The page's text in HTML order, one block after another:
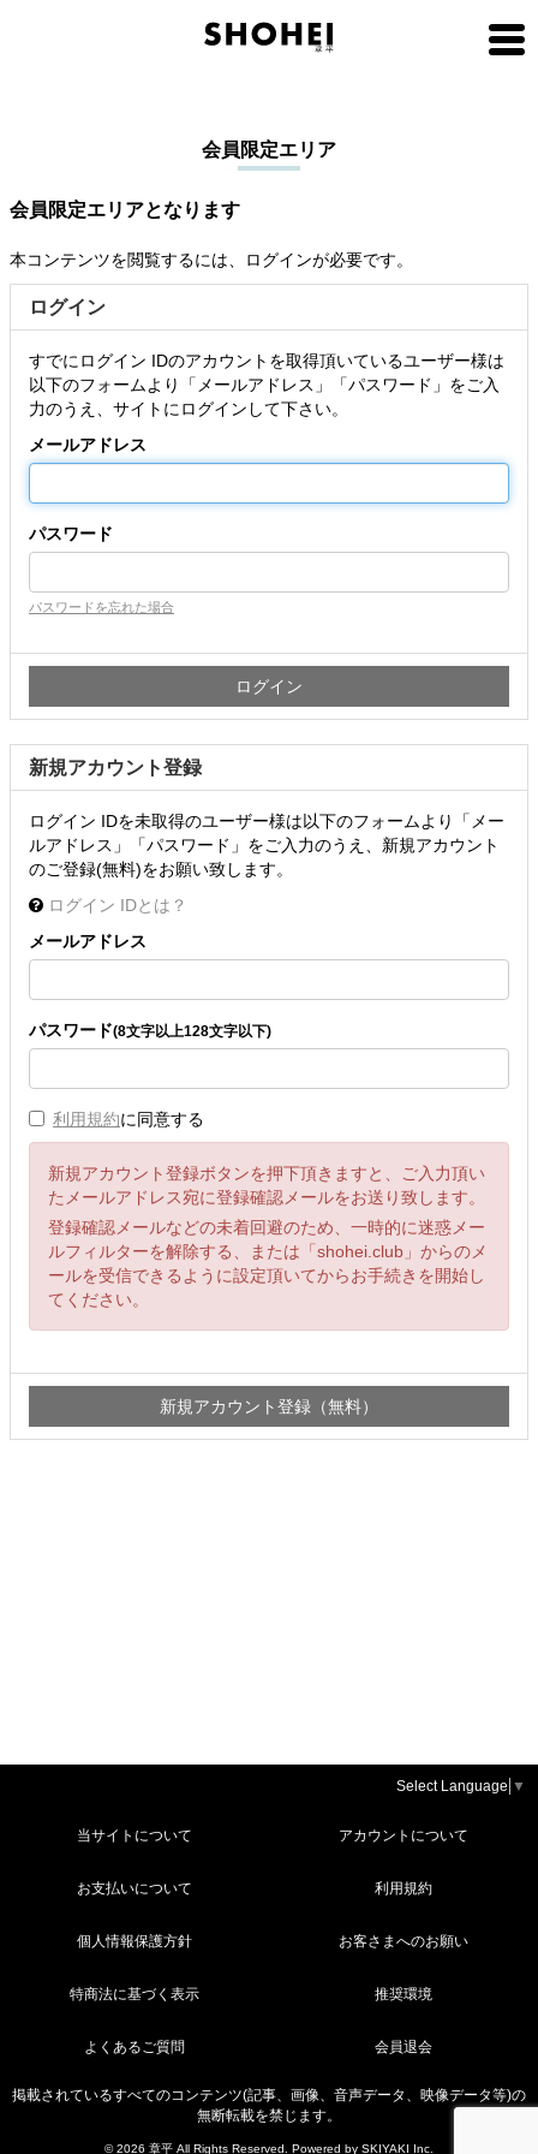
会員限定エリア
会員限定エリアとなります
本コンテンツを閲覧するには、ログインが必要です。
ログイン
すでにログイン IDのアカウントを取得頂いているユーザー様は
以下のフォームより「メールアドレス」「パスワード」をご入
力のうえ、サイトにログインして下さい。
メールアドレス
パスワード
パスワードを忘れた場合
新規アカウント登録
ログイン IDを未取得のユーザー様は以下のフォームより「メー
ルアドレス」「パスワード」をご入力のうえ、新規アカウント
のご登録(無料)をお願い致します。
ログイン IDとは？
メールアドレス
パスワード(8文字以上128文字以下)
利用規約に同意する
新規アカウント登録ボタンを押下頂きますと、ご入力頂い
たメールアドレス宛に登録確認メールをお送り致します。
登録確認メールなどの未着回避のため、一時的に迷惑メー
ルフィルターを解除する、または「shohei.club」からのメ
ールを受信できるように設定頂いてからお手続きを開始し
てください。
Select Language ▼
当サイトについて アカウントについて
お支払いについて 利用規約
個人情報保護方針 お客さまへのお願い
特商法に基づく表示 推奨環境
よくあるご質問 会員退会
掲載されているすべてのコンテンツ(記事、画像、音声データ、映像データ等)の
無断転載を禁じます。
© 2026 章平 All Rights Reserved. Powered by SKIYAKI Inc.